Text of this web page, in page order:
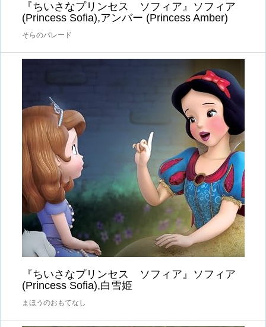
『ちいさなプリンセス ソフィア』ソフィア
(Princess Sofia),アンバー (Princess Amber)
そらのパレード
『ちいさなプリンセス ソフィア』ソフィア
(Princess Sofia),白雪姫
まほうのおもてなし